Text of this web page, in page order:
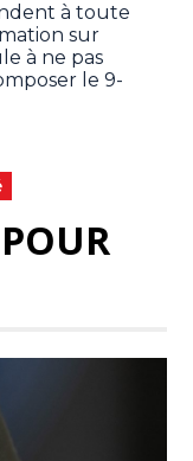
à toute
sur
à ne pas
le 9-